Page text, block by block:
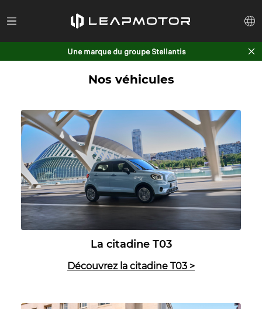
Une marque du groupe Stellantis
Nos véhicules
La citadine T03
Découvrez la citadine T03 >